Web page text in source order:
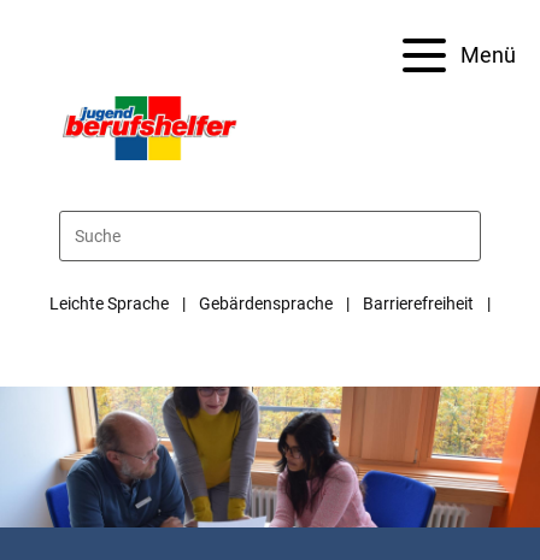
Menü
Leichte Sprache Gebärdensprache Barrierefreiheit